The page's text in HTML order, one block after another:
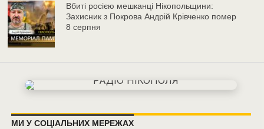
Вбиті росією мешканці Нікопольщини:
Захисник з Покрова Андрій Крівченко помер
8 серпня
МИ У СОЦІАЛЬНИХ МЕРЕЖАХ